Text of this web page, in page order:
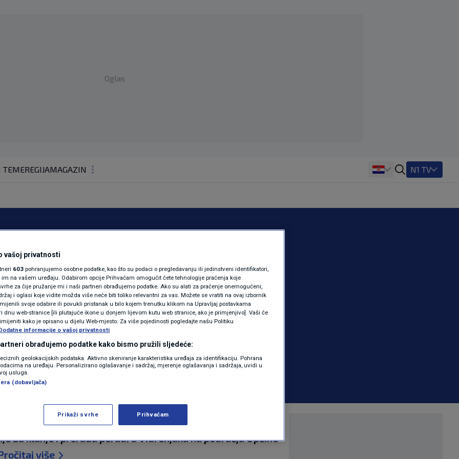
Oglas
TEMEREGIJAMAGAZIN
KOLUMNE
N1(DIS)INFO
FOTO
VIDEO
N1 TV
peradi u
Siska poručuju
je, na zahtjev investitora, rješenje o obustavi
za klanje i preradu peradi u Vidrenjaku na području Općine
više
vašoj privatnosti
603 pohranjujemo osobne podatke, kao što su podaci o pregledavanju ili jedinstveni identifikatori,
na vašem uređaju. Odabirom opcije Prihvaćam omogućit ćete tehnologije praćenja koje
za čije pružanje mi i naši partneri obrađujemo podatke. Ako su alati za praćenje onemogućeni,
i oglasi koje vidite možda više neće biti toliko relevantni za vas. Možete se vratiti na ovaj izbornik
svoje odabire ili povukli pristanak u bilo kojem trenutku klikom na Upravljaj postavkama
dnu web-stranice [ili plutajuće ikone u donjem lijevom kutu web stranice, ako je primjenjivo]. Vaši će
kako je opisano u dijelu Web-mjesto. Za više pojedinosti pogledajte našu Politiku
informacije o vašoj privatnosti
obrađujemo podatke kako bismo pružili sljedeće:
geolokacijskih podataka. Aktivno skeniranje karakteristika uređaja za identifikaciju. Pohrana
na uređaju. Personalizirano oglašavanje i sadržaj, mjerenje oglašavanja i sadržaja, uvidi u
usluga.
(dobavljača)
Prikaži svrhe Prihvaćam